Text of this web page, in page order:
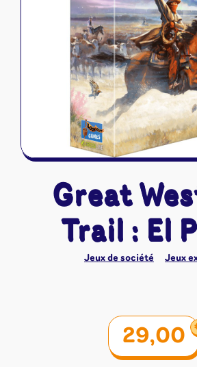
Naruto Mythos
Autres
Tapis de jeu
Great
Trail : El
Jeux de société Jeux
29,00